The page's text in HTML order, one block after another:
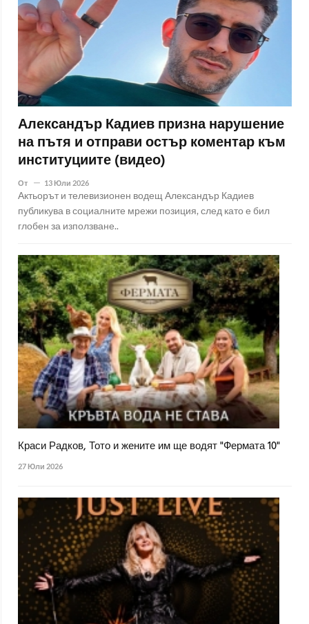
Александър Кадиев призна нарушение
на пътя и отправи остър коментар към
институциите (видео)
От 13 Юли 2026
Актьорът и телевизионен водещ Александър Кадиев
публикува в социалните мрежи позиция, след като е бил
глобен за използване..
Краси Радков, Тото и жените им ще водят "Фермата 10"
27 Юли 2026